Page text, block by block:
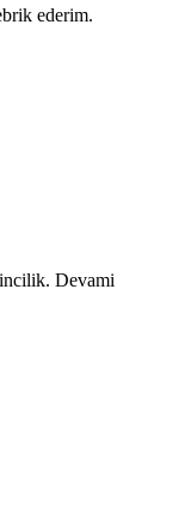
ederim.
Devami